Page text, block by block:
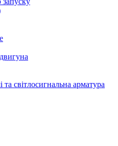
світлосигнальна арматура